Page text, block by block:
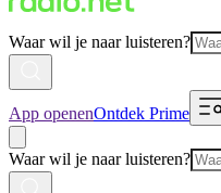
Waar wil je naar luisteren?
App openenOntdek Prime
Waar wil je naar luisteren?